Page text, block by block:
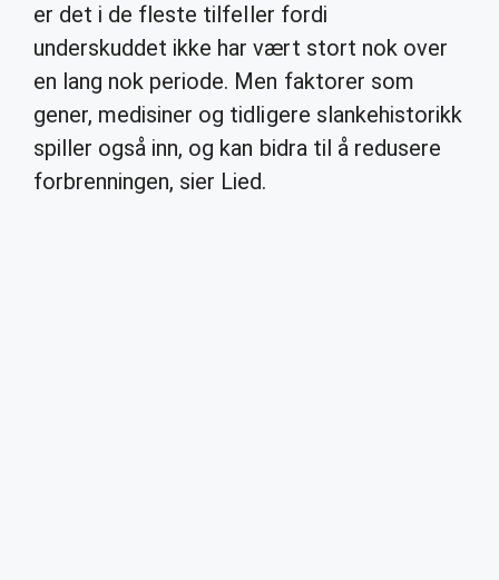
er det i de fleste tilfeller fordi
underskuddet ikke har vært stort nok over
en lang nok periode. Men faktorer som
gener, medisiner og tidligere slankehistorikk
spiller også inn, og kan bidra til å redusere
forbrenningen, sier Lied.